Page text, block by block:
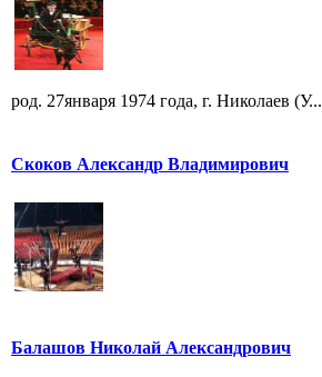
род. 27января 1974 года, г. Николаев (У...
Скоков Александр Владимирович
Балашов Николай Александрович